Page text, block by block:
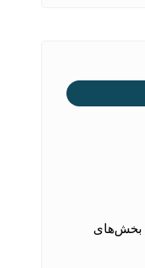
بخش‌های